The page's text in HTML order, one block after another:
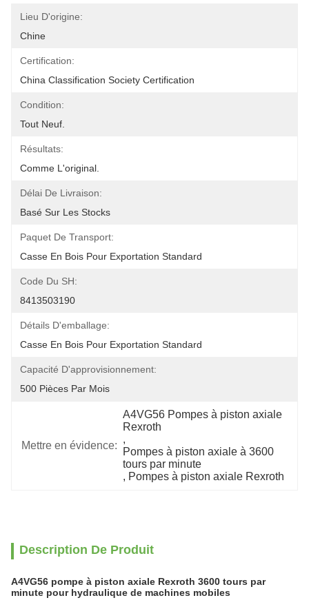
Lieu D'origine:
Chine
Certification:
China Classification Society Certification
Condition:
Tout Neuf.
Résultats:
Comme L'original.
Délai De Livraison:
Basé Sur Les Stocks
Paquet De Transport:
Casse En Bois Pour Exportation Standard
Code Du SH:
8413503190
Détails D'emballage:
Casse En Bois Pour Exportation Standard
Capacité D'approvisionnement:
500 Pièces Par Mois
Mettre en évidence:
A4VG56 Pompes à piston axiale
Rexroth
,
Pompes à piston axiale à 3600
tours par minute
, Pompes à piston axiale Rexroth
Description De Produit
A4VG56 pompe à piston axiale Rexroth 3600 tours par
minute pour hydraulique de machines mobiles